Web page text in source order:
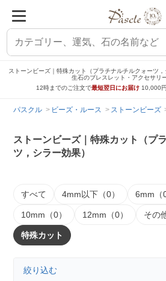
ストーンビーズ｜特殊カット（プラチナルチルクォーツ
生石のブレスレット・アクセサリ
12時までのご注文で最短翌日にお届け 10,000
パスクル ビーズ・ルース ストーンビーズ
ストーンビーズ｜特殊カット（プ
ツ，シラー効果）
すべて 4mm以下（0） 6mm（0
10mm（0） 12mm（0） その
特殊カット
絞り込む